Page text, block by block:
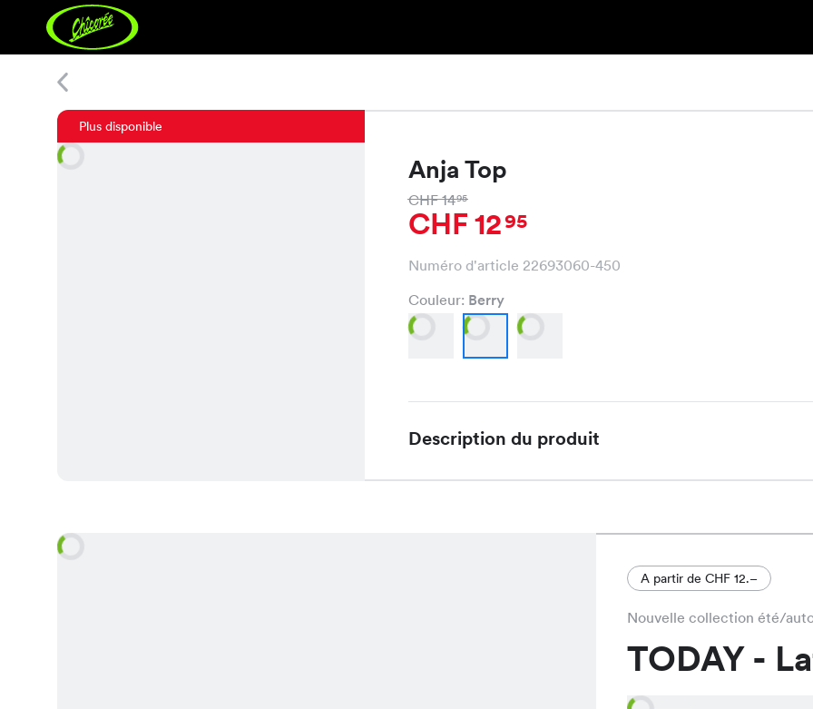
Plus disponible
Anja Top
CHF 1495
CHF 1295
Numéro d'article 22693060-450
Couleur: Berry
Description du produit
A partir de CHF 12.–
Nouvelle collection été/
TODAY -